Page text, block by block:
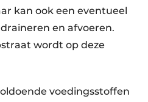
kan ook een eventueel
en afvoeren.
wordt op deze
voedingsstoffen